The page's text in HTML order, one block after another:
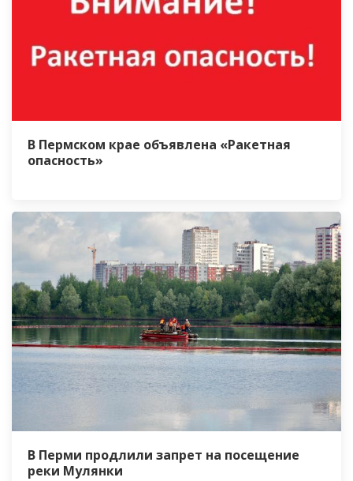
В Пермском крае объявлена «Ракетная
опасность»
В Перми продлили запрет на посещение
реки Мулянки